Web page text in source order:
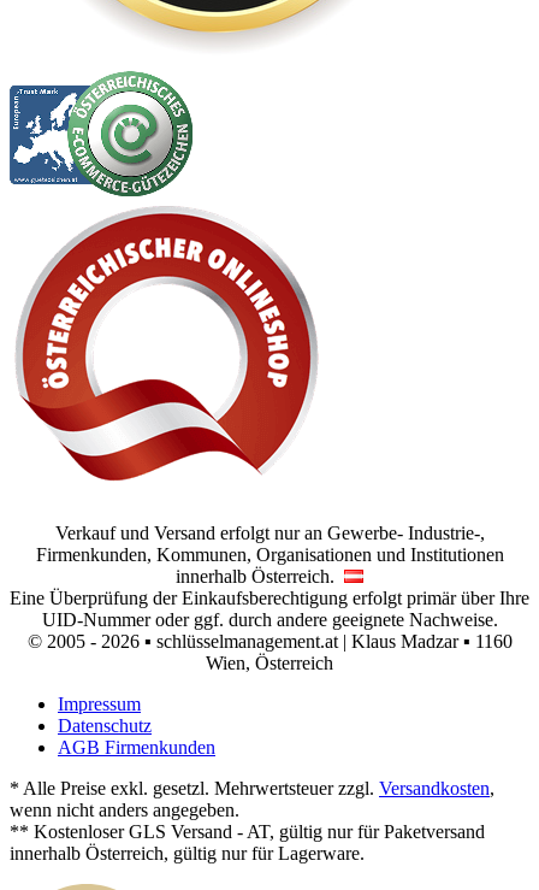
Verkauf und Versand erfolgt nur an Gewerbe- Industrie-,
Firmenkunden, Kommunen, Organisationen und Institutionen
innerhalb Österreich.
Eine Überprüfung der Einkaufsberechtigung erfolgt primär über Ihre
UID-Nummer oder ggf. durch andere geeignete Nachweise.
© 2005 - 2026 ▪ schlüsselmanagement.at | Klaus Madzar ▪ 1160
Wien, Österreich
Impressum
Datenschutz
AGB Firmenkunden
* Alle Preise exkl. gesetzl. Mehrwertsteuer zzgl. Versandkosten,
wenn nicht anders angegeben.
** Kostenloser GLS Versand - AT, gültig nur für Paketversand
innerhalb Österreich, gültig nur für Lagerware.